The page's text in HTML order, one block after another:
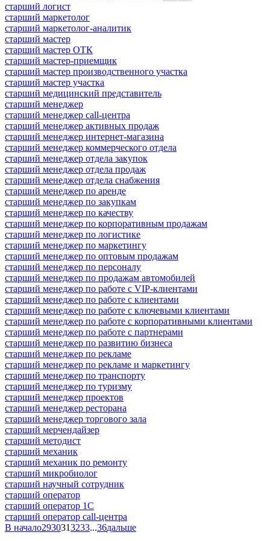
старший логист
старший маркетолог
старший маркетолог-аналитик
старший мастер
старший мастер ОТК
старший мастер-приемщик
старший мастер производственного участка
старший мастер участка
старший медицинский представитель
старший менеджер
старший менеджер call-центра
старший менеджер активных продаж
старший менеджер интернет-магазина
старший менеджер коммерческого отдела
старший менеджер отдела закупок
старший менеджер отдела продаж
старший менеджер отдела снабжения
старший менеджер по аренде
старший менеджер по закупкам
старший менеджер по качеству
старший менеджер по корпоративным продажам
старший менеджер по логистике
старший менеджер по маркетингу
старший менеджер по оптовым продажам
старший менеджер по персоналу
старший менеджер по продажам автомобилей
старший менеджер по работе с VIP-клиентами
старший менеджер по работе с клиентами
старший менеджер по работе с ключевыми клиентами
старший менеджер по работе с корпоративными клиентами
старший менеджер по работе с партнерами
старший менеджер по развитию бизнеса
старший менеджер по рекламе
старший менеджер по рекламе и маркетингу
старший менеджер по транспорту
старший менеджер по туризму
старший менеджер проектов
старший менеджер ресторана
старший менеджер торгового зала
старший мерчендайзер
старший методист
старший механик
старший механик по ремонту
старший микробиолог
старший научный сотрудник
старший оператор
старший оператор 1С
старший оператор call-центра
В начало2930313233...36дальше